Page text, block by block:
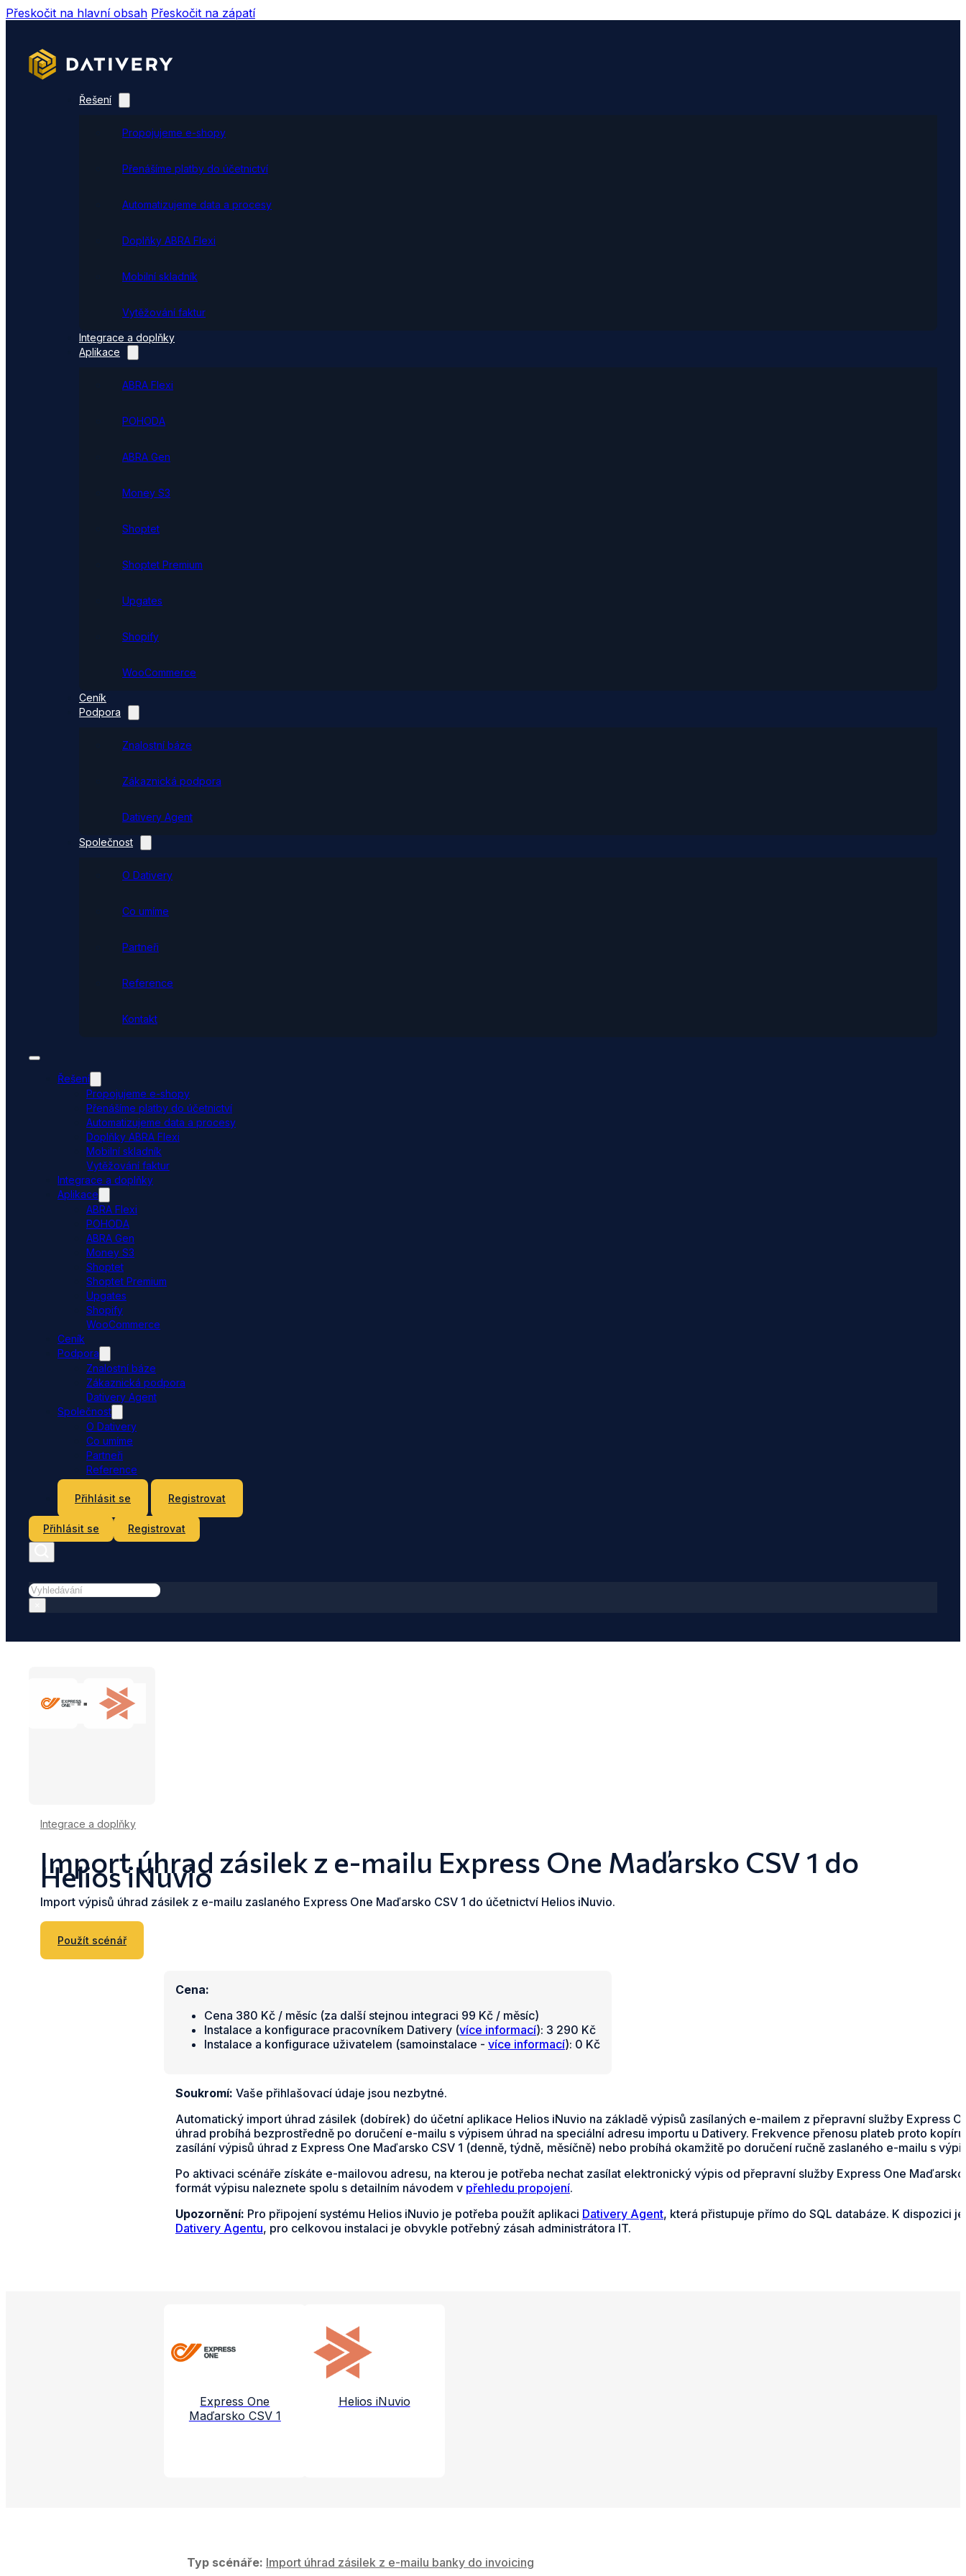
Přeskočit na hlavní obsah Přeskočit na zápatí
Řešení
Propojujeme e-shopy
Přenášíme platby do účetnictví
Automatizujeme data a procesy
Doplňky ABRA Flexi
Mobilní skladník
Vytěžování faktur
Integrace a doplňky
Aplikace
ABRA Flexi
POHODA
ABRA Gen
Money S3
Shoptet
Shoptet Premium
Upgates
Shopify
WooCommerce
Ceník
Podpora
Znalostní báze
Zákaznická podpora
Dativery Agent
Společnost
O Dativery
Co umíme
Partneři
Reference
Kontakt
Řešení
Propojujeme e-shopy
Přenášíme platby do účetnictví
Automatizujeme data a procesy
Doplňky ABRA Flexi
Mobilní skladník
Vytěžování faktur
Integrace a doplňky
Aplikace
ABRA Flexi
POHODA
ABRA Gen
Money S3
Shoptet
Shoptet Premium
Upgates
Shopify
WooCommerce
Ceník
Podpora
Znalostní báze
Zákaznická podpora
Dativery Agent
Společnost
O Dativery
Co umíme
Partneři
Reference
Přihlásit se
Registrovat
Přihlásit se Registrovat
Hledat
Integrace a doplňky
Import úhrad zásilek z e-mailu Express One Maďarsko CSV 1 do
Helios iNuvio
Import výpisů úhrad zásilek z e-mailu zaslaného Express One Maďarsko CSV 1 do účetnictví Helios iNuvio.
Použít scénář
Cena:
Cena 380 Kč / měsíc (za další stejnou integraci 99 Kč / měsíc)
Instalace a konfigurace pracovníkem Dativery (více informací): 3 290 Kč
Instalace a konfigurace uživatelem (samoinstalace - více informací): 0 Kč
Soukromí: Vaše přihlašovací údaje jsou nezbytné.
Automatický import úhrad zásilek (dobírek) do účetní aplikace Helios iNuvio na základě výpisů zasílaných e-mailem z přepravní služby Express
úhrad probíhá bezprostředně po doručení e-mailu s výpisem úhrad na speciální adresu importu u Dativery. Frekvence přenosu plateb proto
zasílání výpisů úhrad z Express One Maďarsko CSV 1 (denně, týdně, měsíčně) nebo probíhá okamžitě po doručení ručně zaslaného e-mailu s
Po aktivaci scénáře získáte e-mailovou adresu, na kterou je potřeba nechat zasílat elektronický výpis od přepravní služby Express One Maďarsko
formát výpisu naleznete spolu s detailním návodem v přehledu propojení.
Upozornění: Pro připojení systému Helios iNuvio je potřeba použít aplikaci Dativery Agent, která přistupuje přímo do SQL databáze. K dispozici
Dativery Agentu, pro celkovou instalaci je obvykle potřebný zásah administrátora IT.
Propojené aplikace a služby
Express One
Maďarsko CSV 1
Helios iNuvio
Typ scénáře: Import úhrad zásilek z e-mailu banky do invoicing